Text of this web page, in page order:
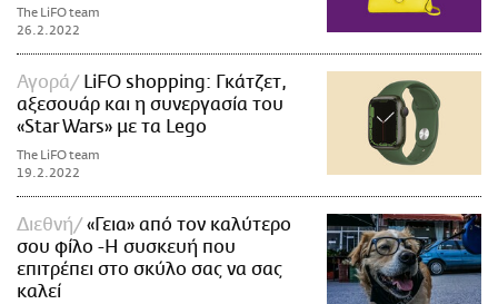
The LiFO team
26.2.2022
Αγορά
LiFO shopping: Γκάτζετ,
αξεσουάρ και η συνεργασία του
«Star Wars» με τα Lego
The LiFO team
19.2.2022
Διεθνή
«Γεια» από τον καλύτερο
σου φίλο -Η συσκευή που
επιτρέπει στο σκύλο σας να σας
καλεί